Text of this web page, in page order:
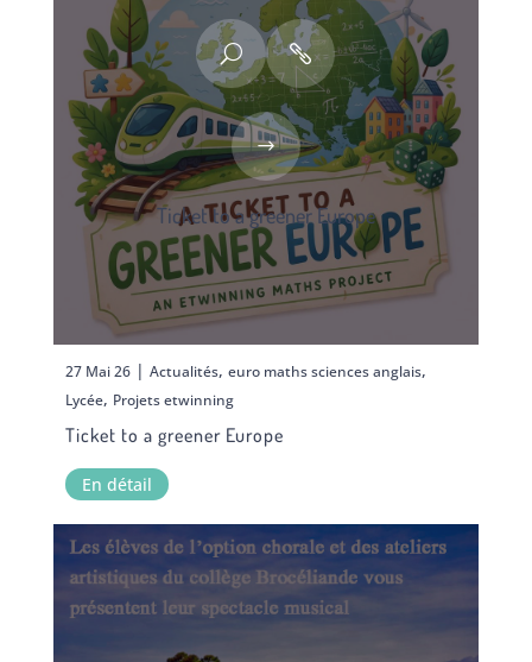
Ticket to a greener Europe
27 Mai 26| Actualités, euro maths sciences anglais,
Lycée, Projets etwinning
Ticket to a greener Europe
En détail